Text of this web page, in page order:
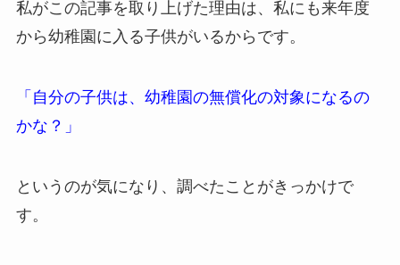
私がこの記事を取り上げた理由は、私にも来年度
から幼稚園に入る子供がいるからです。
「自分の子供は、幼稚園の無償化の対象になるの
かな？」
というのが気になり、調べたことがきっかけで
す。